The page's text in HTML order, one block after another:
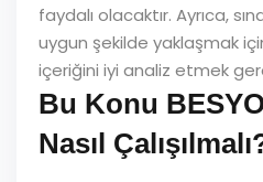
faydalı olacaktır. Ayrıca,
uygun şekilde yaklaşmak
içeriğini iyi analiz etmek
Bu Konu
Nasıl